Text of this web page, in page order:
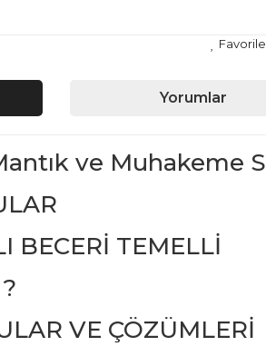
Yorumlar
ve Muhakeme
BECERİ TEMELLİ
VE ÇÖZÜMLERİ